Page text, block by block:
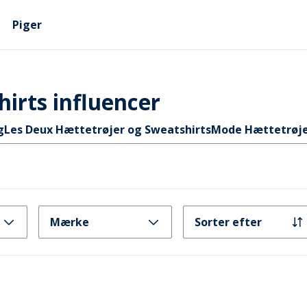
Piger
influencer
Les Deux Hættetrøjer og SweatshirtsMode
Mærke Sorter efter